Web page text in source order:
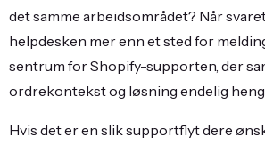
det samme arbeidsområdet? Når
helpdesken mer enn et sted for
sentrum for Shopify-supporten, der
ordrekontekst og løsning endelig
Hvis det er en slik supportflyt dere